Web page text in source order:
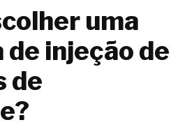
uma
de injeção de
de